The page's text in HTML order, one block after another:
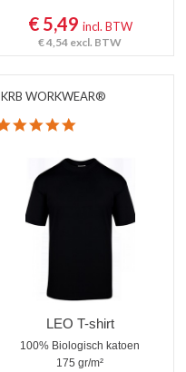
€ 5,49 incl. BTW
€ 4,54 excl. BTW
KRB WORKWEAR®
5.0 star rating
LEO T-shirt
100% Biologisch katoen
175 gr/m²